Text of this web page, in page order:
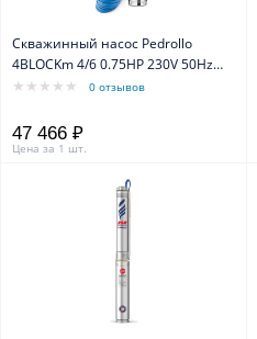
Скважинный насос Pedrollo
4BLOCKm 4/6 0.75HP 230V 50Hz
MY19 1F CAVO 20m
0 отзывов
47 466 ₽
Цена за 1 шт.